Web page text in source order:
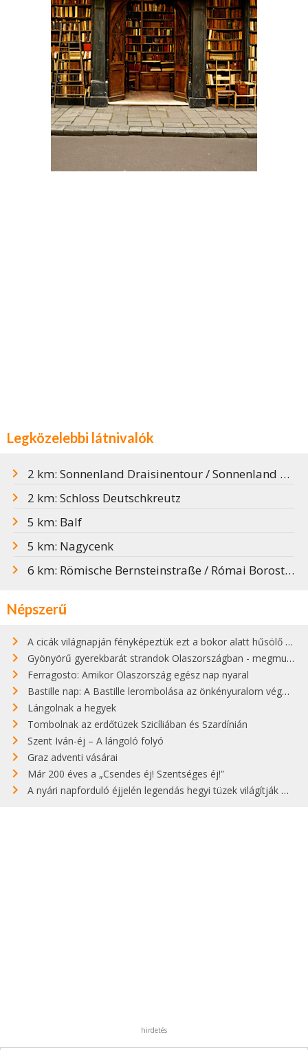
Legközelebbi látnivalók
2 km: Sonnenland Draisinentour / Sonnenland hajtánytúra
2 km: Schloss Deutschkreutz
5 km: Balf
5 km: Nagycenk
6 km: Römische Bernsteinstraße / Római Borostyánút
Népszerű
A cicák világnapján fényképeztük ezt a bokor alatt hűsölő cicát Kisorosziban
Gyönyörű gyerekbarát strandok Olaszországban - megmutatjuk a 15 legjobbat
Ferragosto: Amikor Olaszország egész nap nyaral
Bastille nap: A Bastille lerombolása az önkényuralom végét jelentette
Lángolnak a hegyek
Tombolnak az erdőtüzek Szicíliában és Szardínián
Szent Iván-éj – A lángoló folyó
Graz adventi vásárai
Már 200 éves a „Csendes éj! Szentséges éj!”
A nyári napforduló éjjelén legendás hegyi tüzek világítják meg Zugspitzét
hirdetés